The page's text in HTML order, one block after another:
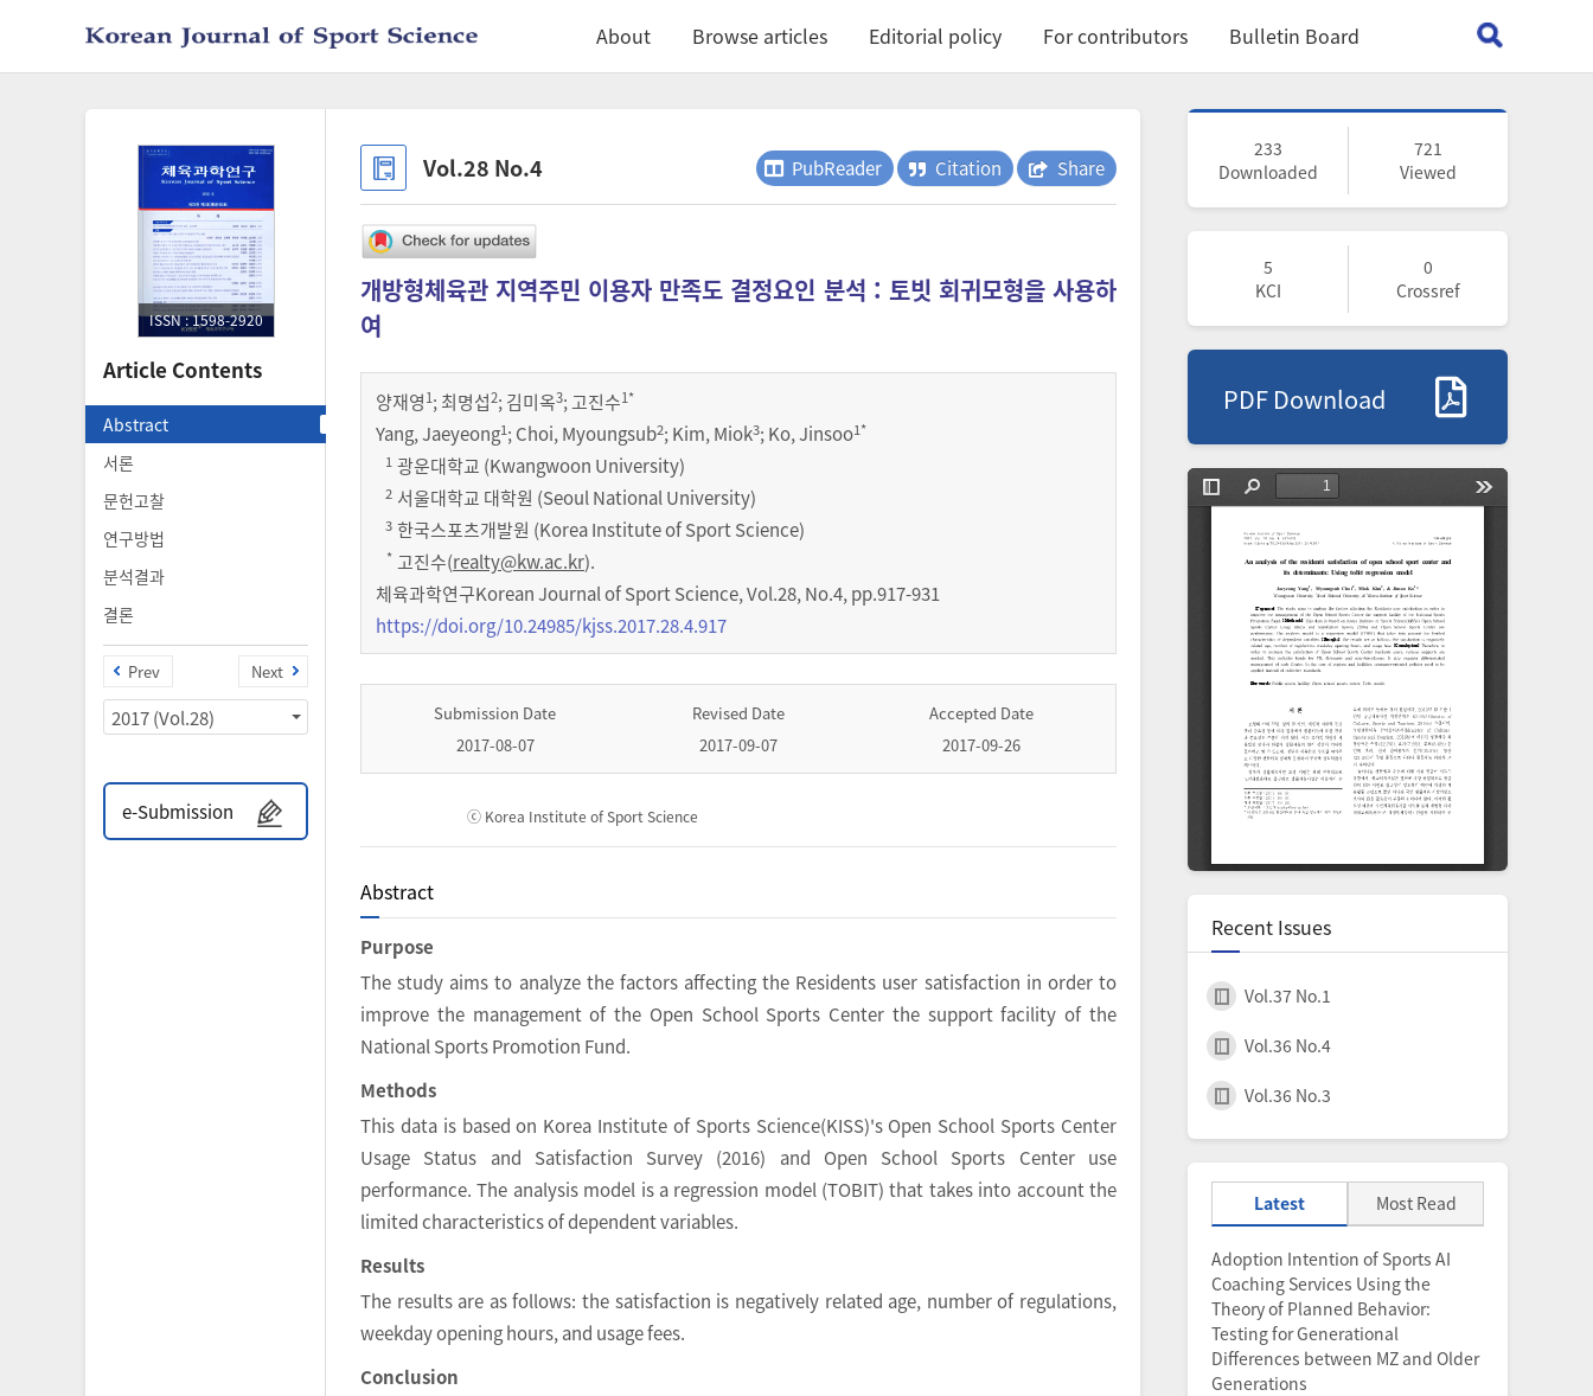
About Browse articles Editorial policy For contributors Bulletin Board
ISSN : 1598-2920
Article Contents
Abstract
서론
문헌고찰
연구방법
분석결과
결론
Prev Next
2017 (Vol.28)
e-Submission
Vol.28 No.4 PubReader Citation Share
개방형체육관 지역주민 이용자 만족도 결정요인 분석 : 토빗 회귀모형을 사용하
여
양재영1;최명섭2;김미옥3;고진수1*
Yang, Jaeyeong1; Choi, Myoungsub2; Kim, Miok3; Ko, Jinsoo1*
1 광운대학교 (Kwangwoon University)
2 서울대학교 대학원 (Seoul National University)
3 한국스포츠개발원 (Korea Institute of Sport Science)
* 고진수(realty@kw.ac.kr).
체육과학연구Korean Journal of Sport Science,Vol.28,No.4,pp.917-931
https://doi.org/10.24985/kjss.2017.28.4.917
Submission Date
2017-08-07
Revised Date
2017-09-07
Accepted Date
2017-09-26
ⓒ Korea Institute of Sport Science
Abstract
Purpose
The study aims to analyze the factors affecting the Residents user satisfaction in order to
improve the management of the Open School Sports Center the support facility of the
National Sports Promotion Fund.
Methods
This data is based on Korea Institute of Sports Science(KISS)'s Open School Sports Center
Usage Status and Satisfaction Survey (2016) and Open School Sports Center use
performance. The analysis model is a regression model (TOBIT) that takes into account the
limited characteristics of dependent variables.
Results
The results are as follows: the satisfaction is negatively related age, number of regulations,
weekday opening hours, and usage fees.
Conclusion
233
Downloaded
721
Viewed
5
KCI
0
Crossref
PDF Download
Recent Issues
Vol.37 No.1
Vol.36 No.4
Vol.36 No.3
Latest Most Read
Adoption Intention of Sports AI
Coaching Services Using the
Theory of Planned Behavior:
Testing for Generational
Differences between MZ and Older
Generations